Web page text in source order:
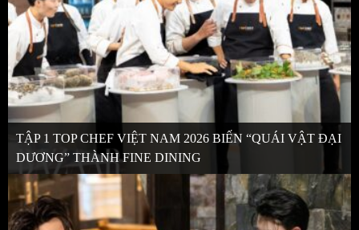
TẬP 1 TOP CHEF VIỆT NAM 2026 BIẾN “QUÁI VẬT ĐẠI
DƯƠNG” THÀNH FINE DINING